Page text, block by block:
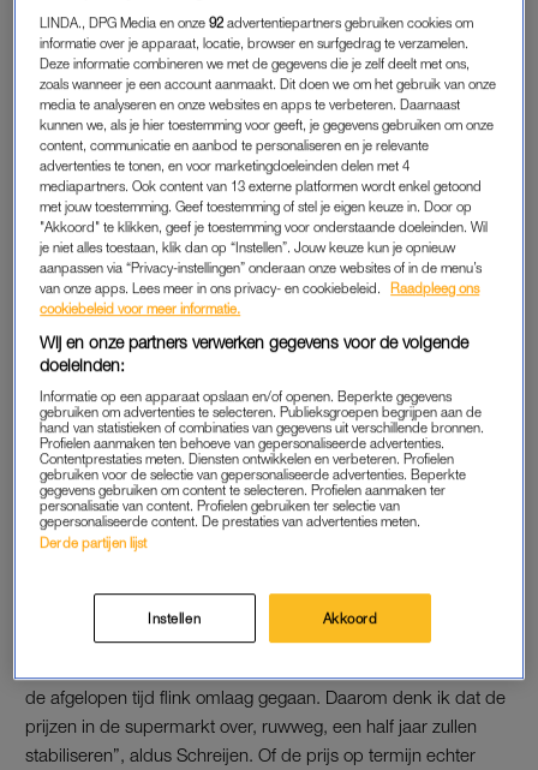
INFLATIE
Het tempo waarin prijzen van voedingsmiddelen, dranken en
tabak stijgen lag in januari nog wat hoger dan in december. De
prijzen van industriële goederen gingen juist minder hard
omhoog.
De gemiddelde prijstoename van producten in de
supermarkten bedroeg vorige maand 14,5 procent, tegen 14
procent in december. Wel lijkt die prijsstijging op jaarbasis wat
af te vlakken. Zo lag die in november nog op 12,9 procent.
Dan heb je een groot hart:
boodschappen voor zijn
werknemers in december
LEES OOK
AFVLAKKING
in onder meer foodretail en consumentengedrag, meldde
begin deze maand al een afvlakking te verwachten.
de afgelopen tijd flink omlaag gegaan. Daarom denk ik dat de
prijzen in de supermarkt over, ruwweg, een half jaar zullen
stabiliseren”, aldus Schreijen. Of de prijs op termijn echter
LINDA., DPG Media en onze92 advertentiepartners gebruiken cookies om
informatie over je apparaat, locatie, browser en surfgedrag te verzamelen.
Deze informatie combineren we met de gegevens die je zelf deelt met ons,
zoals wanneer je een account aanmaakt. Dit doen we om het gebruik van onze
media te analyseren en onze websites en apps te verbeteren. Daarnaast
kunnen we, als je hier toestemming voor geeft, je gegevens gebruiken om onze
content, communicatie en aanbod te personaliseren en je relevante
advertenties te tonen, en voor marketingdoeleinden delen met 4
mediapartners. Ook content van 13 externe platformen wordt enkel getoond
met jouw toestemming. Geef toestemming of stel je eigen keuze in. Door op
"Akkoord" te klikken, geef je toestemming voor onderstaande doeleinden. Wil
je niet alles toestaan, klik dan op “Instellen”. Jouw keuze kun je opnieuw
aanpassen via “Privacy-instellingen” onderaan onze websites of in de menu’s
van onze apps. Lees meer in ons privacy- en cookiebeleid.
Raadpleeg ons
cookiebeleid voor meer informatie.
Wij en onze partners verwerken gegevens voor de volgende
doeleinden:
Informatie op een apparaat opslaan en/of openen. Beperkte gegevens
gebruiken om advertenties te selecteren. Publieksgroepen begrijpen aan de
hand van statistieken of combinaties van gegevens uit verschillende bronnen.
Profielen aanmaken ten behoeve van gepersonaliseerde advertenties.
Contentprestaties meten. Diensten ontwikkelen en verbeteren. Profielen
gebruiken voor de selectie van gepersonaliseerde advertenties. Beperkte
gegevens gebruiken om content te selecteren. Profielen aanmaken ter
personalisatie van content. Profielen gebruiken ter selectie van
gepersonaliseerde content. De prestaties van advertenties meten.
Derde partijen lijst
Instellen Akkoord